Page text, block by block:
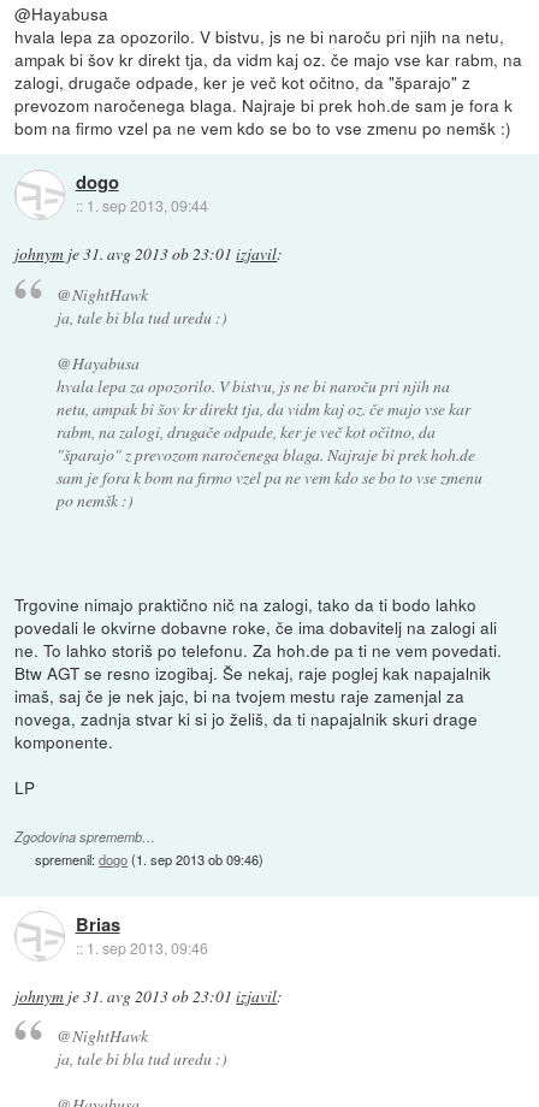
@Hayabusa
hvala lepa za opozorilo. V bistvu, js ne bi naroču pri njih na netu,
ampak bi šov kr direkt tja, da vidm kaj oz. če majo vse kar rabm, na
zalogi, drugače odpade, ker je več kot očitno, da "šparajo" z
prevozom naročenega blaga. Najraje bi prek hoh.de sam je fora k
bom na firmo vzel pa ne vem kdo se bo to vse zmenu po nemšk :)
dogo
:: 1. sep 2013, 09:44
johnym je31. avg 2013 ob 23:01 izjavil:
@NightHawk
ja, tale bi bla tud uredu :)
@Hayabusa
hvala lepa za opozorilo. V bistvu, js ne bi naroču pri njih na
netu, ampak bi šov kr direkt tja, da vidm kaj oz. če majo vse kar
rabm, na zalogi, drugače odpade, ker je več kot očitno, da
"šparajo" z prevozom naročenega blaga. Najraje bi prek hoh.de
sam je fora k bom na firmo vzel pa ne vem kdo se bo to vse zmenu
po nemšk :)
Trgovine nimajo praktično nič na zalogi, tako da ti bodo lahko
povedali le okvirne dobavne roke, če ima dobavitelj na zalogi ali
ne. To lahko storiš po telefonu. Za hoh.de pa ti ne vem povedati.
Btw AGT se resno izogibaj. Še nekaj, raje poglej kak napajalnik
imaš, saj če je nek jajc, bi na tvojem mestu raje zamenjal za
novega, zadnja stvar ki si jo želiš, da ti napajalnik skuri drage
komponente.
LP
Zgodovina sprememb…
spremenil:dogo(1. sep 2013 ob 09:46)
Brias
:: 1. sep 2013, 09:46
johnym je31. avg 2013 ob 23:01 izjavil:
@NightHawk
ja, tale bi bla tud uredu :)